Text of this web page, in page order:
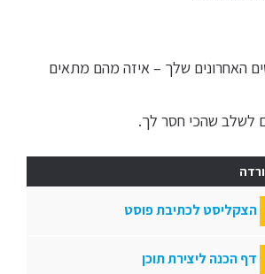
האחרונים שלך – איזה מהם מתאים
לשלב שהכי חסר לך.
הצקליסט לכתיבת פוסט
דף הכנה ליצירת תוכן